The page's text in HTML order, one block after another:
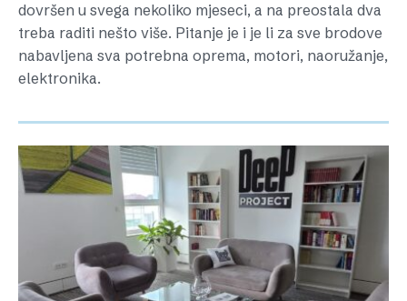
dovršen u svega nekoliko mjeseci, a na preostala dva
treba raditi nešto više. Pitanje je i je li za sve brodove
nabavljena sva potrebna oprema, motori, naoružanje,
elektronika.